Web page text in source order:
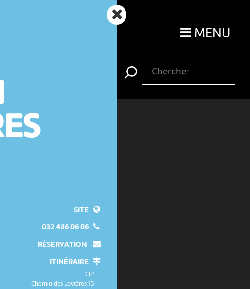
MENU
SITE
032 486 06 06
RÉSERVATION
ITINÉRAIRE
CIP
Chemin des Lovières 13